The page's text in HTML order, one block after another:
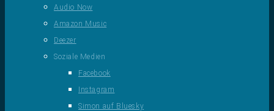
Audio Now
Amazon Music
Deezer
Soziale Medien
Facebook
Instagram
Simon auf Bluesky